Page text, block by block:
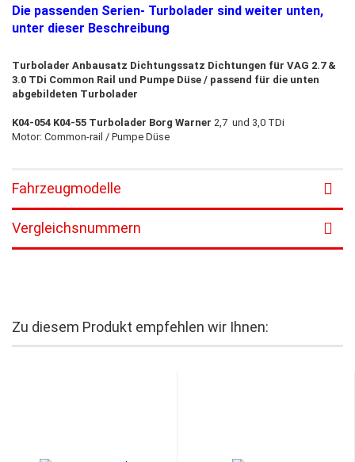
Die passenden Serien- Turbolader sind weiter unten,
unter dieser Beschreibung
Turbolader Anbausatz Dichtungssatz Dichtungen für VAG 2.7 &
3.0 TDi Common Rail und Pumpe Düse / passend für die unten
abgebildeten Turbolader
K04-054 K04-55 Turbolader Borg Warner 2,7 und 3,0 TDi
Motor: Common-rail / Pumpe Düse
Fahrzeugmodelle
Vergleichsnummern
Zu diesem Produkt empfehlen wir Ihnen: